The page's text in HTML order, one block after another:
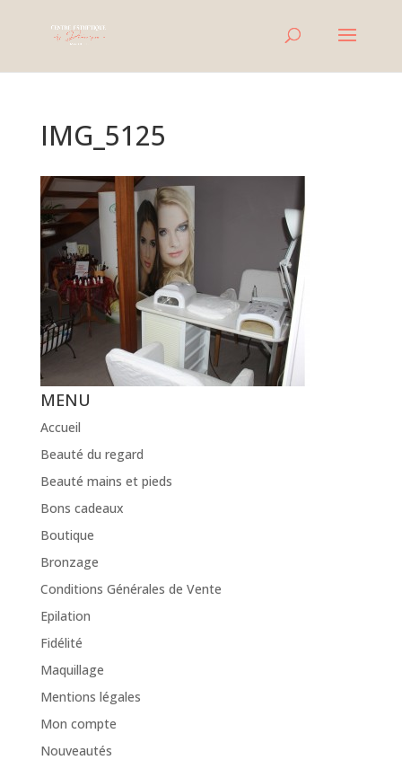
IMG_5125
MENU
Accueil
Beauté du regard
Beauté mains et pieds
Bons cadeaux
Boutique
Bronzage
Conditions Générales de Vente
Epilation
Fidélité
Maquillage
Mentions légales
Mon compte
Nouveautés